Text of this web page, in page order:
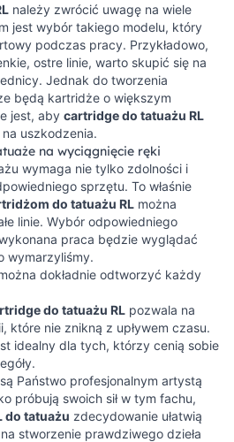
należy zwrócić uwagę na wiele
jest wybór takiego modelu, który
podczas pracy. Przykładowo,
ostre linie, warto skupić się na
Jednak do tworzenia
będą kartridże o większym
jest, aby cartridge do tatuażu RL
uszkodzenia.
na wyciągnięcie ręki
wymaga nie tylko zdolności i
sprzętu. To właśnie
do tatuażu RL można
linie. Wybór odpowiedniego
praca będzie wyglądać
wymarzyliśmy.
dokładnie odtworzyć każdy
do tatuażu RL pozwala na
które nie znikną z upływem czasu.
idealny dla tych, którzy cenią sobie
Państwo profesjonalnym artystą
próbują swoich sił w tym fachu,
do tatuażu zdecydowanie ułatwią
stworzenie prawdziwego dzieła